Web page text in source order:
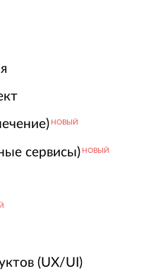
НОВЫЙ
сервисы) НОВЫЙ
(UX/UI)